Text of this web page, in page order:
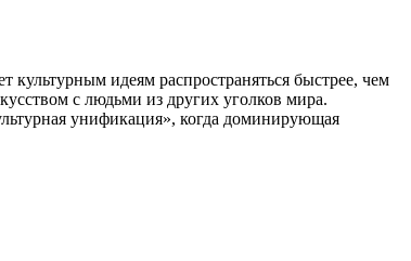
идеям распространяться быстрее, чем
с людьми из других уголков мира.
унификация», когда доминирующая